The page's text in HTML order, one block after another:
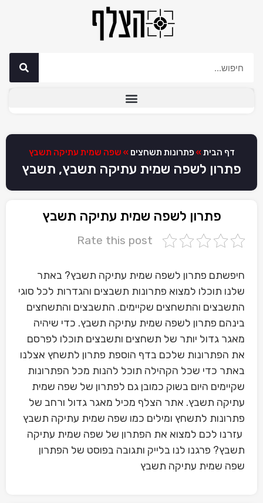
דף הבית » פתרונות תשחצים » שפה שמית עתיקה תשבץ
פתרון לשפה שמית עתיקה תשבץ, תשבץ
פתרון לשפה שמית עתיקה תשבץ
Rate this post
חיפשתם פתרון לשפה שמית עתיקה תשבץ? באתר
שלנו תוכלו למצוא פתרונות תשבצים והגדרות לכל סוגי
התשבצים והתשחצים שקיימים. התשבצים והתשחצים
בינהם פתרון לשפה שמית עתיקה תשבץ. כדי שיהיה
מאגר גדול יותר של תשחצים ותשבצים תוכלו לפרסם
את הפתרונות שלכם בדף הוספת פתרון לתשחץ אצלנו
באתר כדי שכל הקהילה תוכל להנות מכל הפתרונות
שקיימים היום בשוק כמובן גם לפתרון של שפה שמית
עתיקה תשבץ. אתר הצלף מכיל מאגר גדול ורחב של
פתרונות לתשחץ ומילים כמו שפה שמית עתיקה תשבץ
עזרנו לכם למצוא את הפתרון של שפה שמית עתיקה
תשבץ? פרגנו לנו בלייק ותגובה בפוסט של הפתרון
שפה שמית עתיקה תשבץ